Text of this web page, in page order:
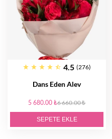
4.5 (276)
Dans Eden Alev
5 680.00 ₺6 660.00 ₺
SEPETE EKLE